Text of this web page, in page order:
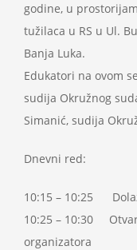
for:
godine, u
tužilaca u RS u Ul.
Banja Luka.
Edukatori na ovom
sudija Okružnog
Simanić, sudija
Dnevni red:
10:15 – 10:25
10:25 – 10:30
organizatora